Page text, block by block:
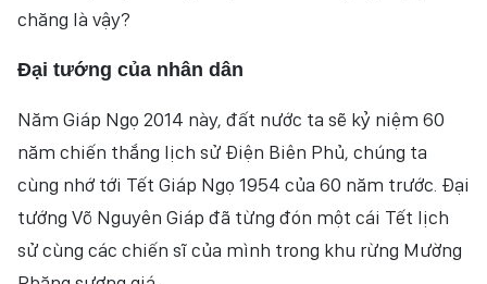
chăng là vậy?
Ðại tướng của nhân dân
Năm Giáp Ngọ 2014 này, đất nước ta sẽ kỷ niệm 60
năm chiến thắng lịch sử Điện Biên Phủ, chúng ta
cùng nhớ tới Tết Giáp Ngọ 1954 của 60 năm trước. Đại
tướng Võ Nguyên Giáp đã từng đón một cái Tết lịch
sử cùng các chiến sĩ của mình trong khu rừng Mường